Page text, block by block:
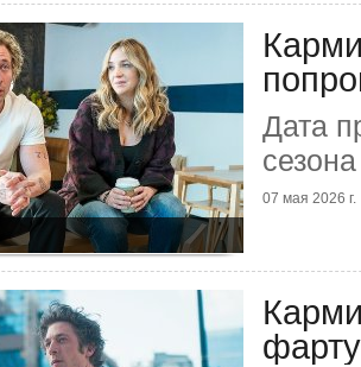
Дата
07 мая 2026 г.